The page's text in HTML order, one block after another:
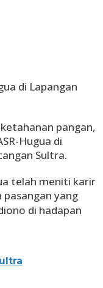
di Lapangan
pangan,
Hugua di
Sultra.
telah meniti karir
pasangan yang
di hadapan